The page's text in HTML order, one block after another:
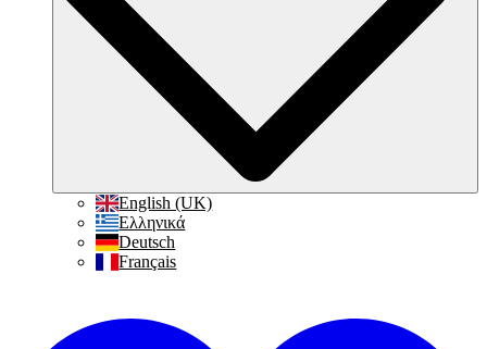
English (UK)
Ελληνικά
Deutsch
Français